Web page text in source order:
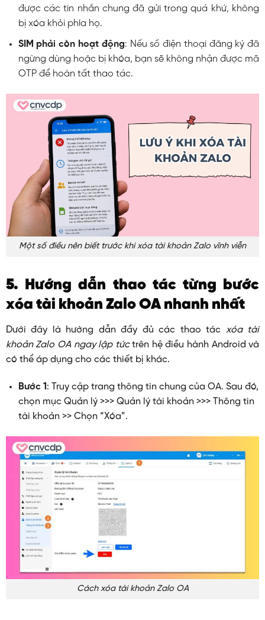
được các tin nhắn chung đã gửi trong quá khứ, không
bị xóa khỏi phía họ.
SIM phải còn hoạt động: Nếu số điện thoại đăng ký đã
ngừng dùng hoặc bị khóa, bạn sẽ không nhận được mã
OTP để hoàn tất thao tác.
Một số điều nên biết trước khi xóa tài khoản Zalo vĩnh viễn
5. Hướng dẫn thao tác từng bước
xóa tài khoản Zalo OA nhanh nhất
Dưới đây là hướng dẫn đầy đủ các thao tác xóa tài
khoản Zalo OA ngay lập tứctrên hệ điều hành Android và
có thể áp dụng cho các thiết bị khác.
Bước 1 : Truy cập trang thông tin chung của OA. Sau đó,
chọn mục Quản lý >>> Quản lý tài khoản >>> Thông tin
tài khoản >> Chọn “Xóa”.
Cách xóa tài khoản Zalo OA